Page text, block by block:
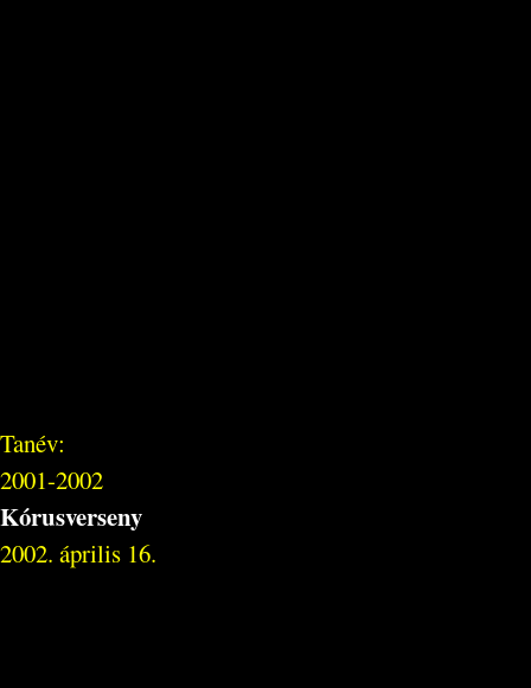
Tanév:
2001-2002
Kórusverseny
2002. április 16.